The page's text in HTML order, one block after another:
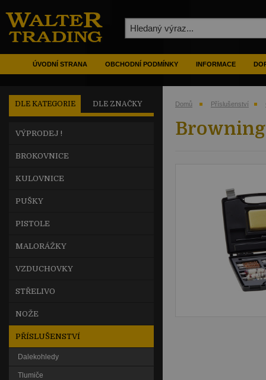
ÚVODNÍ STRANA OBCHODNÍ PODMÍNKY INFORMACE
Domů Příslušenství
DLE KATEGORIE DLE ZNAČKY
VÝPRODEJ !
BROKOVNICE
KULOVNICE
PUŠKY
PISTOLE
MALORÁŽKY
VZDUCHOVKY
STŘELIVO
NOŽE
PŘÍSLUŠENSTVÍ
Dalekohledy
Tlumiče